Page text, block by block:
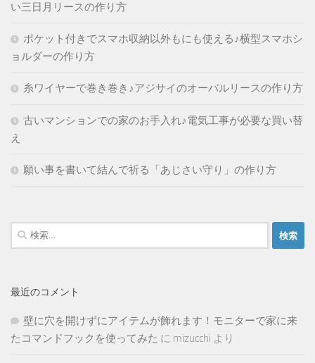
い三日月リースの作り方
ポケット付きでスマホ収納以外もにも使える♪横型スマホシ
ョルダーの作り方
糸ワイヤーで巻き巻き♪アジサイのオーバルリースの作り方
古いマンションでの家のお手入れ♪電気工事が必要な買い替
え
願い事を書いて結んで祈る「あじさい守り」の作り方
検
索:
最近のコメント
壁に穴を開けずにアイテムが飾れます！モニターで家に来
たコマンドフックを使ってみた に mizucchi より